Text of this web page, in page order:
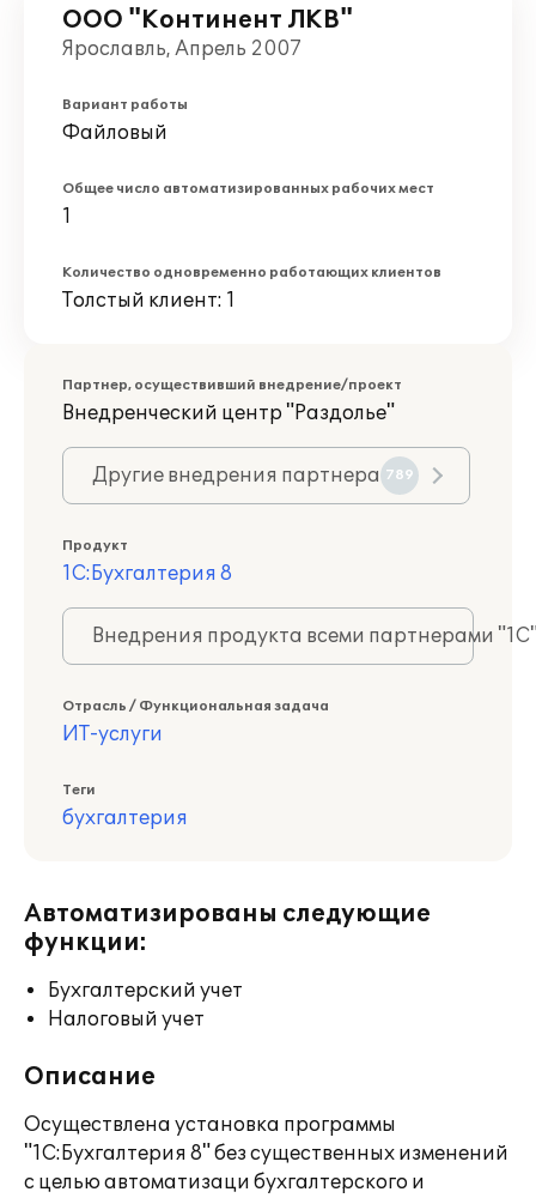
ООО "Континент ЛКВ"
Ярославль, Апрель 2007
Вариант работы
Файловый
Общее число автоматизированных рабочих мест
1
Количество одновременно работающих клиентов
Толстый клиент: 1
Партнер, осуществивший внедрение/проект
Внедренческий центр "Раздолье"
Другие внедрения партнера 789
Продукт
1С:Бухгалтерия 8
Внедрения продукта всеми партнерами
Отрасль / Функциональная задача
ИТ-услуги
Теги
бухгалтерия
Автоматизированы следующие
функции:
Бухгалтерский учет
Налоговый учет
Описание
Осуществлена установка программы
"1C:Бухгалтерия 8" без существенных изменений
с целью автоматизаци бухгалтерского и